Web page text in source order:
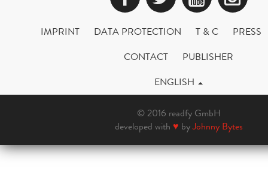
IMPRINT DATA PROTECTION T & C
PRESS
CONTACT
PUBLISHER
ENGLISH
© 2016 readfy GmbH
developed with ♥ byJohnny Bytes